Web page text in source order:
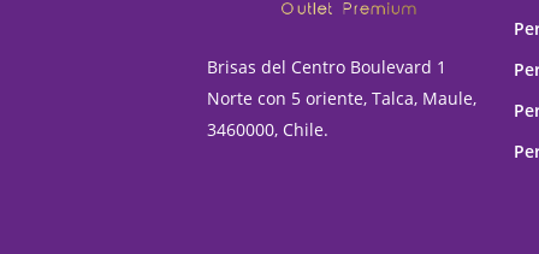
Brisas del Centro Boulevard 1
Norte con 5 oriente, Talca, Maule,
3460000, Chile.